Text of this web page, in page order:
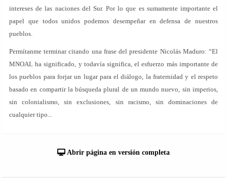
intereses de las naciones del Sur. Por lo que es sumamente importante el
papel que todos unidos podemos desempeñar en defensa de nuestros
pueblos.
Permítanme terminar citando una frase del presidente Nicolás Maduro: “El
MNOAL ha significado, y todavía significa, el esfuerzo más importante de
los pueblos para forjar un lugar para el diálogo, la fraternidad y el respeto
basado en compartir la búsqueda plural de un mundo nuevo, sin imperios,
sin colonialismo, sin exclusiones, sin racismo, sin dominaciones de
cualquier tipo...
Abrir página en versión completa